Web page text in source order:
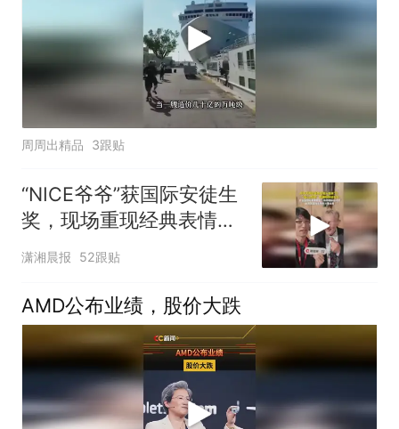
周周出精品 3跟贴
“NICE爷爷”获国际安徒生
奖，现场重现经典表情
包，向中国粉丝问好
潇湘晨报 52跟贴
AMD公布业绩，股价大跌